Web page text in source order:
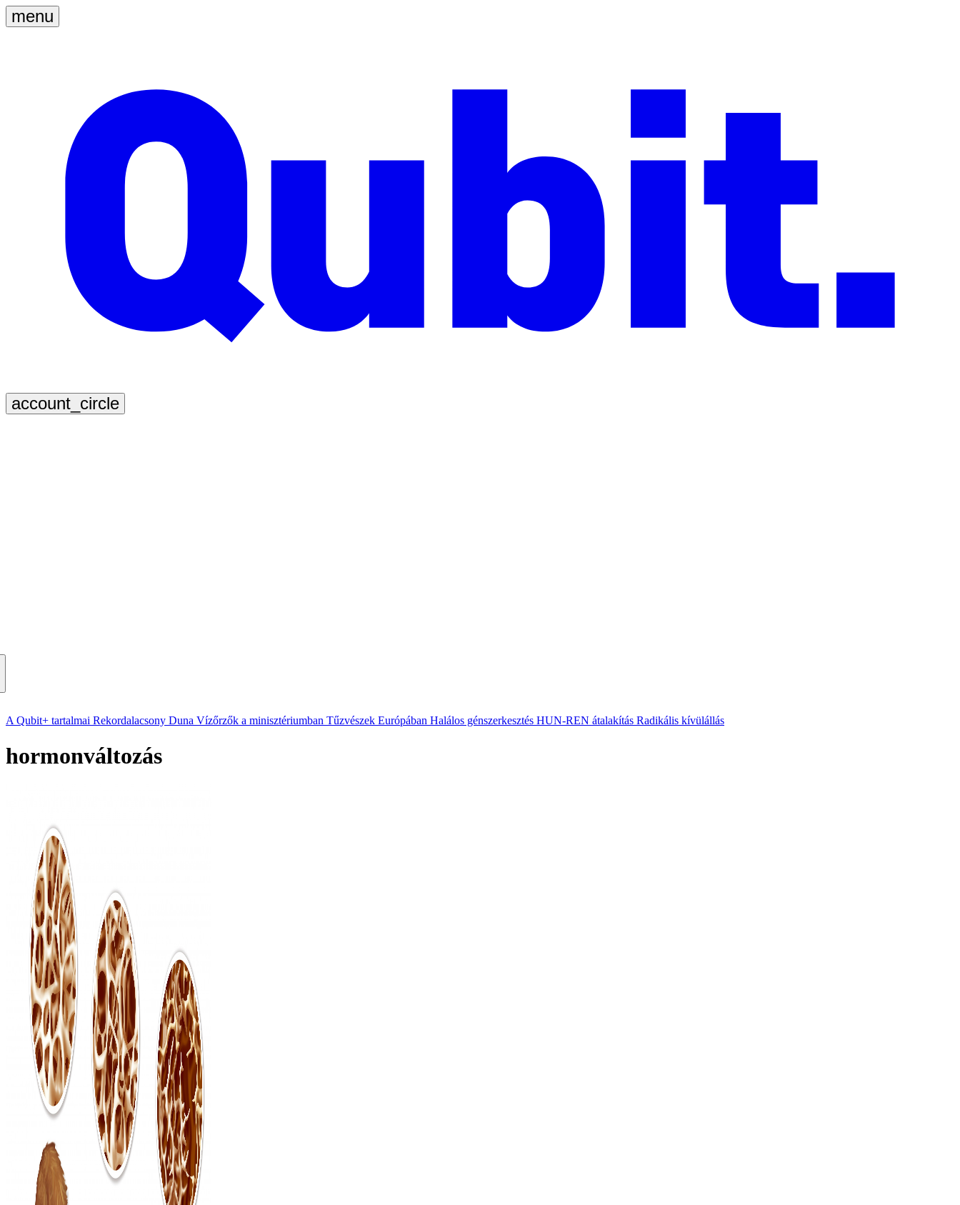
A Qubit+ tartalmai Rekordalacsony Duna Vízőrzők a minisztériumban Tűzvészek Európában Halálos génszerkesztés HUN-REN átalakítás Radikális kívülállás
hormonváltozás